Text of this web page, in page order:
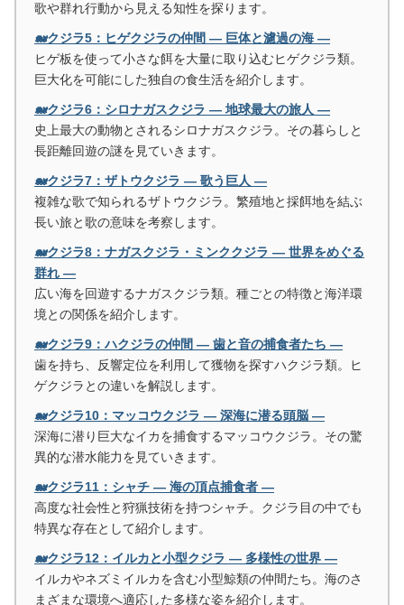
歌や群れ行動から見える知性を探ります。
🐋クジラ5：ヒゲクジラの仲間 ― 巨体と濾過の海 ―
ヒゲ板を使って小さな餌を大量に取り込むヒゲクジラ類。
巨大化を可能にした独自の食生活を紹介します。
🐋クジラ6：シロナガスクジラ ― 地球最大の旅人 ―
史上最大の動物とされるシロナガスクジラ。その暮らしと
長距離回遊の謎を見ていきます。
🐋クジラ7：ザトウクジラ ― 歌う巨人 ―
複雑な歌で知られるザトウクジラ。繁殖地と採餌地を結ぶ
長い旅と歌の意味を考察します。
🐋クジラ8：ナガスクジラ・ミンククジラ ― 世界をめぐる
群れ ―
広い海を回遊するナガスクジラ類。種ごとの特徴と海洋環
境との関係を紹介します。
🐋クジラ9：ハクジラの仲間 ― 歯と音の捕食者たち ―
歯を持ち、反響定位を利用して獲物を探すハクジラ類。ヒ
ゲクジラとの違いを解説します。
🐋クジラ10：マッコウクジラ ― 深海に潜る頭脳 ―
深海に潜り巨大なイカを捕食するマッコウクジラ。その驚
異的な潜水能力を見ていきます。
🐋クジラ11：シャチ ― 海の頂点捕食者 ―
高度な社会性と狩猟技術を持つシャチ。クジラ目の中でも
特異な存在として紹介します。
🐋クジラ12：イルカと小型クジラ ― 多様性の世界 ―
イルカやネズミイルカを含む小型鯨類の仲間たち。海のさ
まざまな環境へ適応した多様な姿を紹介します。